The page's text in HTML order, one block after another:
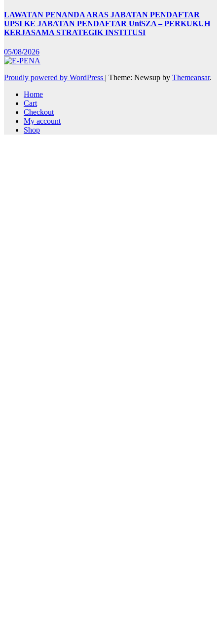
LAWATAN PENANDA ARAS JABATAN PENDAFTAR
UPSI KE JABATAN PENDAFTAR UniSZA – PERKUKUH
KERJASAMA STRATEGIK INSTITUSI
05/08/2026
Proudly powered by WordPress | Theme: Newsup by Themeansar.
Home
Cart
Checkout
My account
Shop